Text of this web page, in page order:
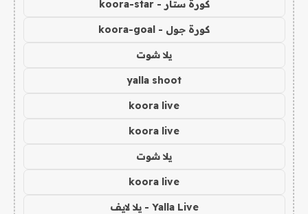
كورة ستار - koora-star
كورة جول - koora-goal
يلا شوت
yalla shoot
koora live
koora live
يلا شوت
koora live
Yalla Live - يلا لايف